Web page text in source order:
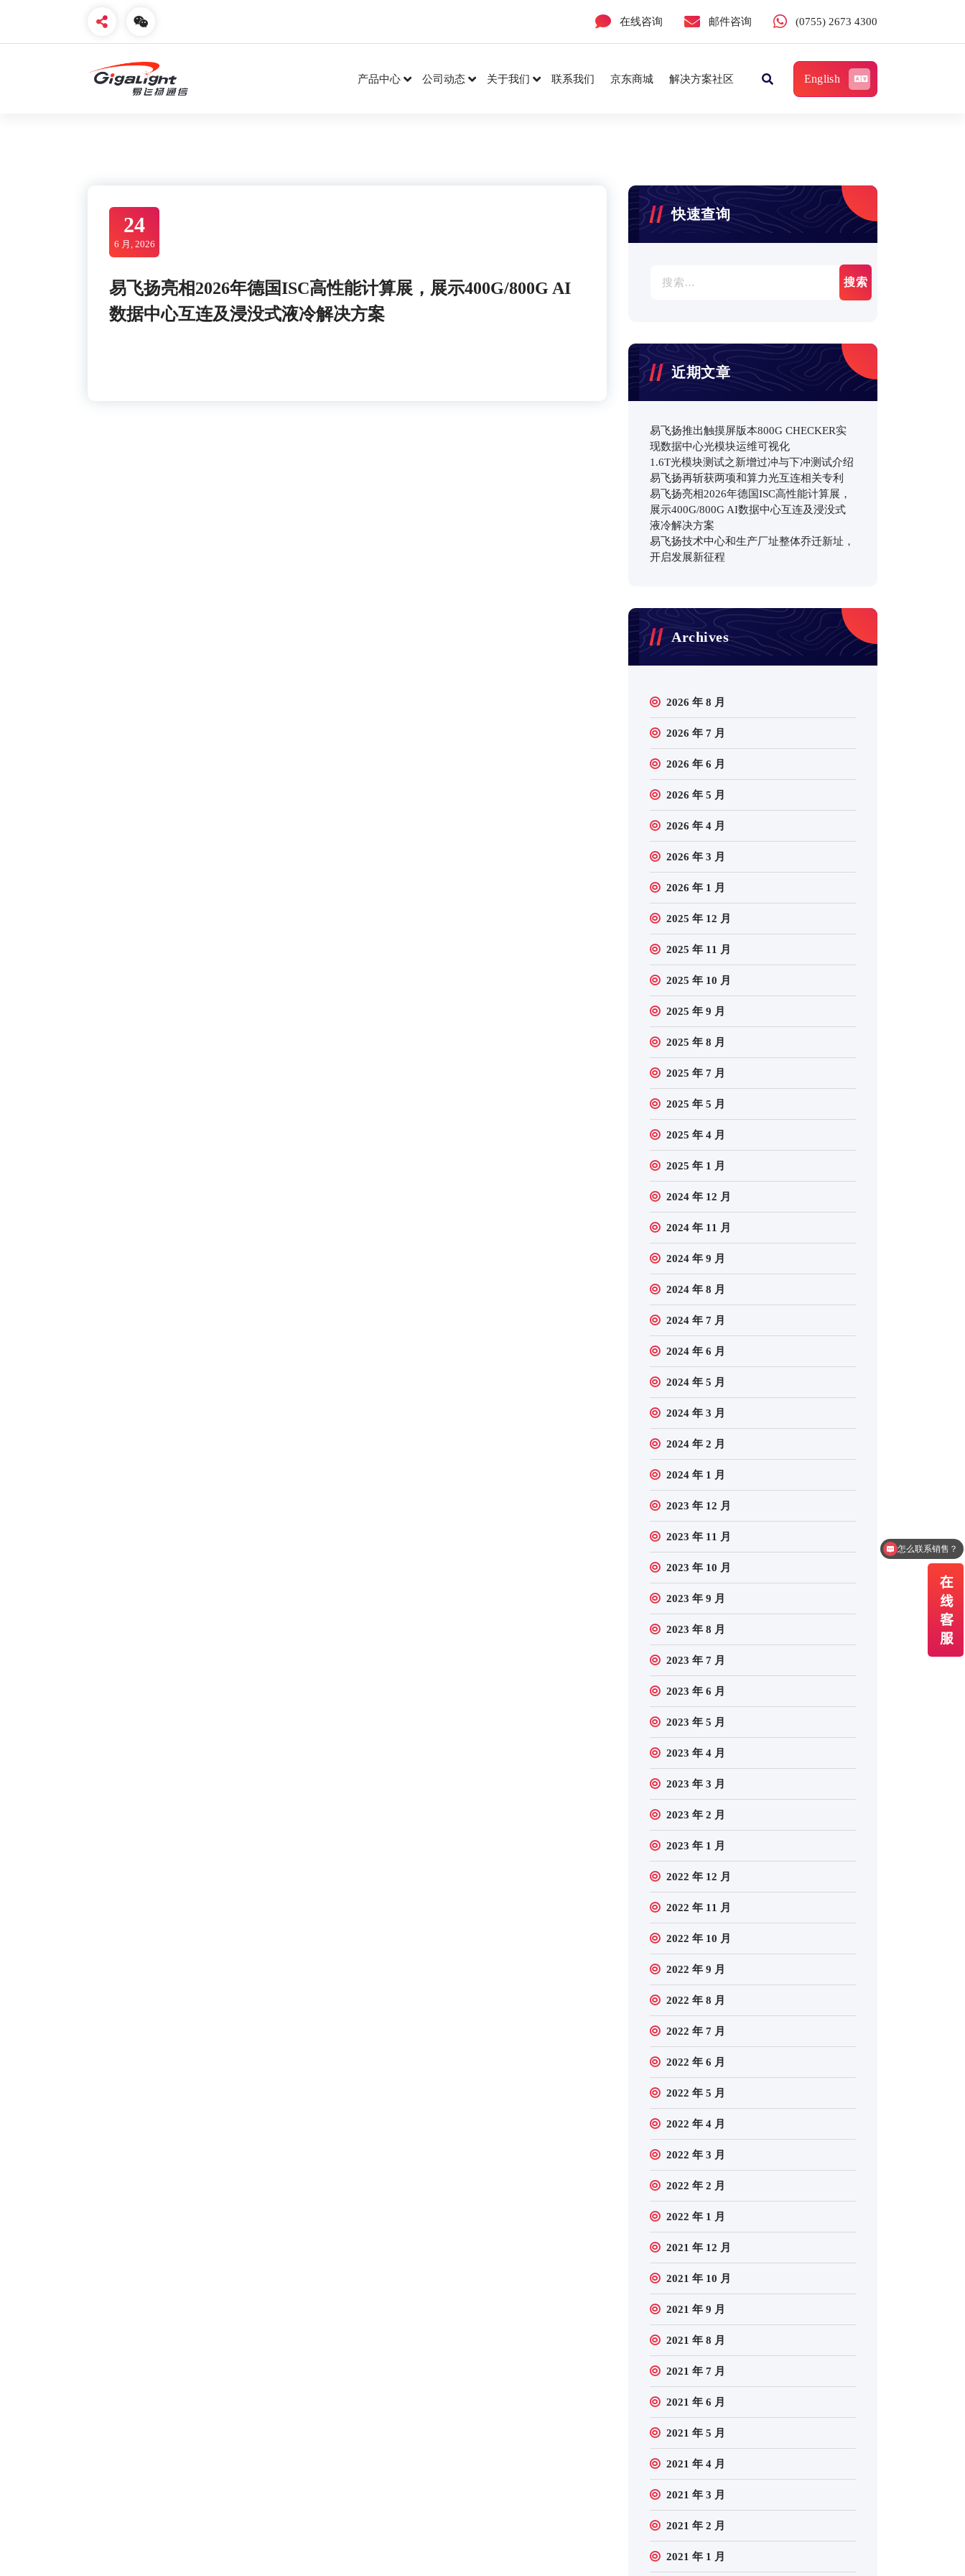
在线咨询 邮件咨询 (0755) 2673 4300
产品中心 公司动态 关于我们 联系我们 京东商城 解决方案社区 English
24
6 月, 2026
易飞扬亮相2026年德国ISC高性能计算展，展示400G/800G AI
数据中心互连及浸没式液冷解决方案
快速查询
索：
近期文章
易飞扬推出触摸屏版本800G CHECKER实
现数据中心光模块运维可视化
1.6T光模块测试之新增过冲与下冲测试介绍
易飞扬再斩获两项和算力光互连相关专利
易飞扬亮相2026年德国ISC高性能计算展，
展示400G/800G AI数据中心互连及浸没式
液冷解决方案
易飞扬技术中心和生产厂址整体乔迁新址，
开启发展新征程
Archives
2026 年 8 月
2026 年 7 月
2026 年 6 月
2026 年 5 月
2026 年 4 月
2026 年 3 月
2026 年 1 月
2025 年 12 月
2025 年 11 月
2025 年 10 月
2025 年 9 月
2025 年 8 月
2025 年 7 月
2025 年 5 月
2025 年 4 月
2025 年 1 月
2024 年 12 月
2024 年 11 月
2024 年 9 月
2024 年 8 月
2024 年 7 月
2024 年 6 月
2024 年 5 月
2024 年 3 月
2024 年 2 月
2024 年 1 月
2023 年 12 月
2023 年 11 月
2023 年 10 月
2023 年 9 月
2023 年 8 月
2023 年 7 月
2023 年 6 月
2023 年 5 月
2023 年 4 月
2023 年 3 月
2023 年 2 月
2023 年 1 月
2022 年 12 月
2022 年 11 月
2022 年 10 月
2022 年 9 月
2022 年 8 月
2022 年 7 月
2022 年 6 月
2022 年 5 月
2022 年 4 月
2022 年 3 月
2022 年 2 月
2022 年 1 月
2021 年 12 月
2021 年 10 月
2021 年 9 月
2021 年 8 月
2021 年 7 月
2021 年 6 月
2021 年 5 月
2021 年 4 月
2021 年 3 月
2021 年 2 月
2021 年 1 月
这个产品有货吗？